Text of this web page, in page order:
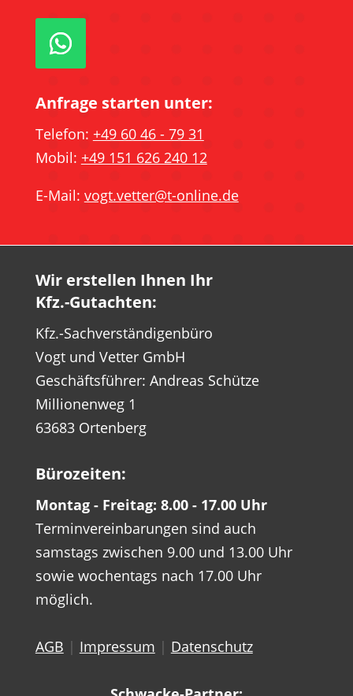
Anfrage starten unter:
Telefon: +49 60 46 - 79 31
Mobil: +49 151 626 240 12
E-Mail: vogt.vetter@t-online.de
Wir erstellen Ihnen Ihr
Kfz.-Gutachten:
Kfz.-Sachverständigenbüro
Vogt und Vetter GmbH
Geschäftsführer: Andreas Schütze
Millionenweg 1
63683 Ortenberg
Bürozeiten:
Montag - Freitag: 8.00 - 17.00 Uhr
Terminvereinbarungen sind auch
samstags zwischen 9.00 und 13.00 Uhr
sowie wochentags nach 17.00 Uhr
möglich.
AGB | Impressum | Datenschutz